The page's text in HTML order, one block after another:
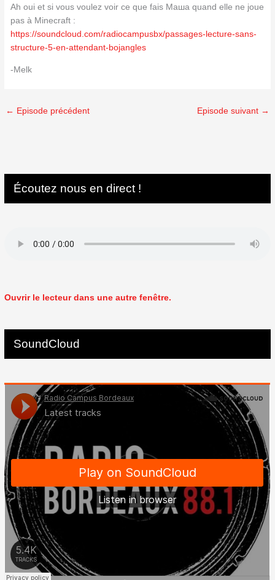
Ah oui et si vous voulez voir ce que fais Маша quand elle ne joue
pas à Minecraft :
https://soundcloud.com/radiocampusbx/passages-lecture-sans-
structure-5-en-attendant-bojangles
-Melk
← Episode précédent Episode suivant →
Écoutez nous en direct !
Ouvrir le lecteur dans une autre fenêtre.
SoundCloud